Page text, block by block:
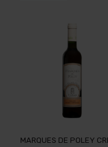
MARQUES DE POLEY